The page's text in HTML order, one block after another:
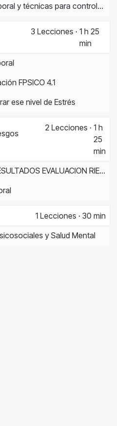
Identificar el estrés laboral y técnicas para controlarlo| SALUD MENTAL
3 Lecciones · 1 h 25
min
FPSICO 4.1
ese nivel de Estrés
2 Lecciones · 1 h
25
min
SOCIALIZACION DE RESULTADOS EVALUACION RIESGOS PSICOSOCIALES 2025
1 Lecciones · 30 min
y Salud Mental